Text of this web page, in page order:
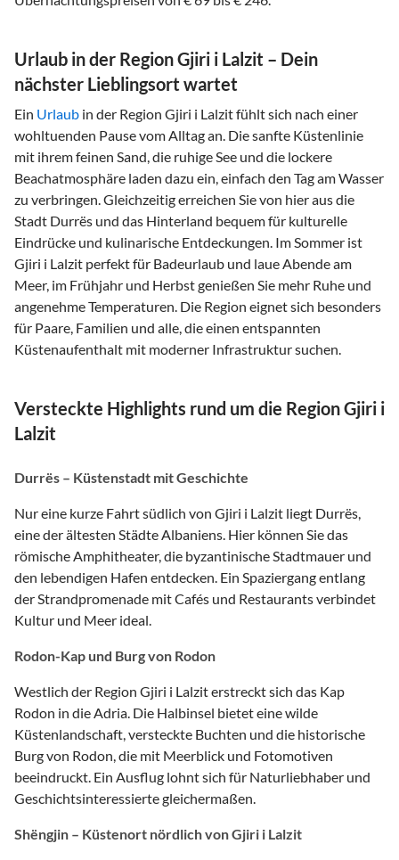
Urlaub in der Region Gjiri i Lalzit – Dein
nächster Lieblingsort wartet
Ein Urlaub in der Region Gjiri i Lalzit fühlt sich nach einer
wohltuenden Pause vom Alltag an. Die sanfte Küstenlinie
mit ihrem feinen Sand, die ruhige See und die lockere
Beachatmosphäre laden dazu ein, einfach den Tag am Wasser
zu verbringen. Gleichzeitig erreichen Sie von hier aus die
Stadt Durrës und das Hinterland bequem für kulturelle
Eindrücke und kulinarische Entdeckungen. Im Sommer ist
Gjiri i Lalzit perfekt für Badeurlaub und laue Abende am
Meer, im Frühjahr und Herbst genießen Sie mehr Ruhe und
angenehme Temperaturen. Die Region eignet sich besonders
für Paare, Familien und alle, die einen entspannten
Küstenaufenthalt mit moderner Infrastruktur suchen.
Versteckte Highlights rund um die Region Gjiri i
Lalzit
Durrës – Küstenstadt mit Geschichte
Nur eine kurze Fahrt südlich von Gjiri i Lalzit liegt Durrës,
eine der ältesten Städte Albaniens. Hier können Sie das
römische Amphitheater, die byzantinische Stadtmauer und
den lebendigen Hafen entdecken. Ein Spaziergang entlang
der Strandpromenade mit Cafés und Restaurants verbindet
Kultur und Meer ideal.
Rodon-Kap und Burg von Rodon
Westlich der Region Gjiri i Lalzit erstreckt sich das Kap
Rodon in die Adria. Die Halbinsel bietet eine wilde
Küstenlandschaft, versteckte Buchten und die historische
Burg von Rodon, die mit Meerblick und Fotomotiven
beeindruckt. Ein Ausflug lohnt sich für Naturliebhaber und
Geschichtsinteressierte gleichermaßen.
Shëngjin – Küstenort nördlich von Gjiri i Lalzit